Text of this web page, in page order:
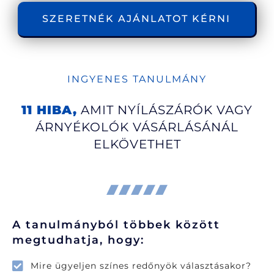
SZERETNÉK AJÁNLATOT KÉRNI
INGYENES TANULMÁNY
11 HIBA, AMIT NYÍLÁSZÁRÓK VAGY
ÁRNYÉKOLÓK VÁSÁRLÁSÁNÁL
ELKÖVETHET
A tanulmányból többek között
megtudhatja, hogy:
Mire ügyeljen színes redőnyök választásakor?